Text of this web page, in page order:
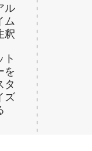
ル
ム
釈
ト
を
タ
ズ